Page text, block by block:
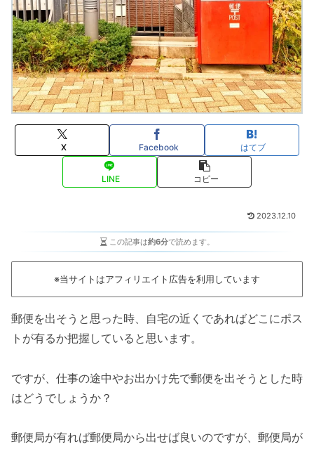
X Facebook はてブ
LINE コピー
2023.12.10
この記事は約6分で読めます。
※当サイトはアフィリエイト広告を利用しています
郵便を出そうと思った時、自宅の近くであればどこにポス
トが有るか把握していると思います。
ですが、仕事の途中やお出かけ先で郵便を出そうとした時
はどうでしょうか？
郵便局が有れば郵便局から出せば良いのですが、郵便局が